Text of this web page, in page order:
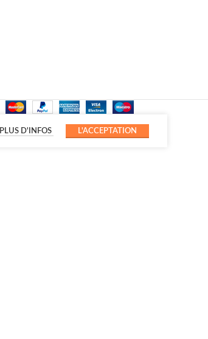
PLUS D'INFOS L'ACCEPTATION